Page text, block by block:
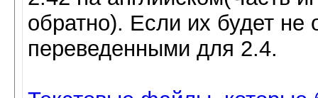
обратно). Если их будет не
переведенными для 2.4.